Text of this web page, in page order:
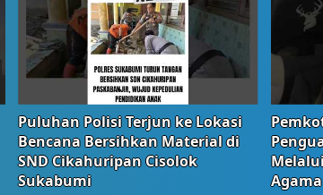
Puluhan Polisi Terjun ke Lokasi
Bencana Bersihkan Material di
SND Cikahuripan Cisolok
Sukabumi